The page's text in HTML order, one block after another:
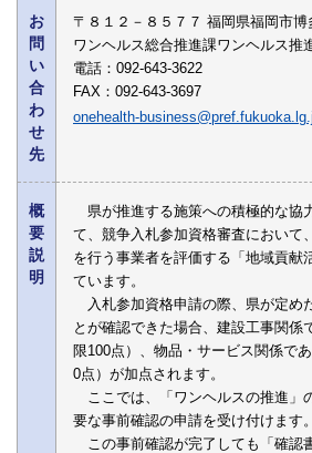
お
問
い
合
わ
せ
先
〒８１２－８５７７ 福岡県福岡市博
ワンヘルス総合推進課ワンヘルス推
電話：092-643-3622
FAX：092-643-3697
onehealth-
概
要
説
明
県が推進する施策への積極的な協
て、競争入札参加資格審査において
を行う事業者を評価する「地域貢献
ています。
入札参加資格申請の際、県が定め
とが確認できた場合、建設工事関係
限100点）、物品・サービス関係で
0点）が加点されます。
ここでは、「ワンヘルスの推進」
要な事前確認の申請を受け付けます。
この事前確認が完了しても「確認